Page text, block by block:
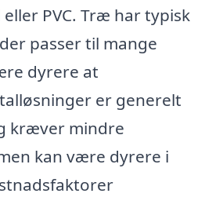
PVC. Træ har typisk
passer til mange
dyrere at
er generelt
kræver mindre
kan være dyrere i